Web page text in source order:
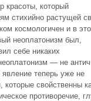
красоты, который
стихийно растущей
космологичен и в
неоплатонизм был,
себе никаких
— не
теперь уже не
которые свойственны
противоречие,